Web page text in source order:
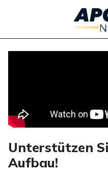
Unterstützen
Aufbau!